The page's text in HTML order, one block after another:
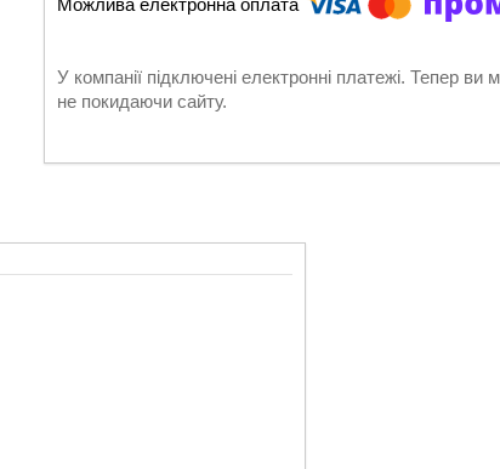
У компанії підключені електронні платежі. Тепер
не покидаючи сайту.